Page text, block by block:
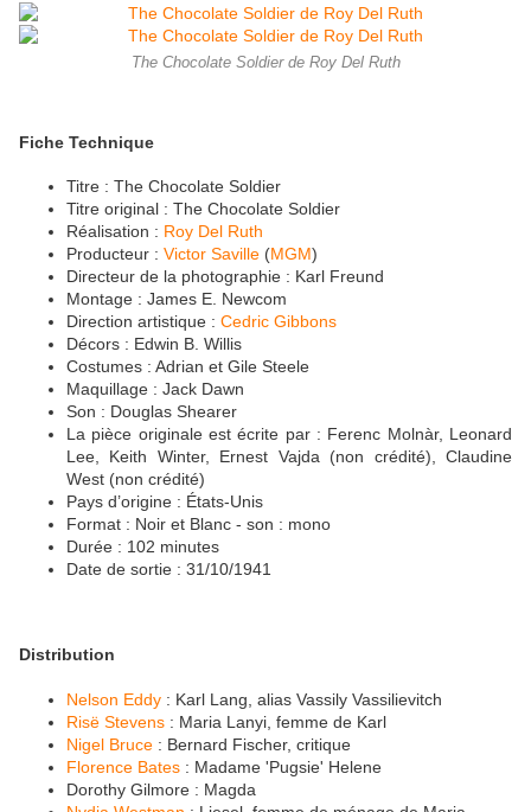
The Chocolate Soldier de Roy Del Ruth
Fiche Technique
Titre : The Chocolate Soldier
Titre original : The Chocolate Soldier
Réalisation : Roy Del Ruth
Producteur : Victor Saville (MGM)
Directeur de la photographie : Karl Freund
Montage : James E. Newcom
Direction artistique : Cedric Gibbons
Décors : Edwin B. Willis
Costumes : Adrian et Gile Steele
Maquillage : Jack Dawn
Son : Douglas Shearer
La pièce originale est écrite par : Ferenc Molnàr, Leonard
Lee, Keith Winter, Ernest Vajda (non crédité), Claudine
West (non crédité)
Pays d’origine : États-Unis
Format : Noir et Blanc - son : mono
Durée : 102 minutes
Date de sortie : 31/10/1941
Distribution
Nelson Eddy : Karl Lang, alias Vassily Vassilievitch
Risë Stevens : Maria Lanyi, femme de Karl
Nigel Bruce : Bernard Fischer, critique
Florence Bates : Madame 'Pugsie' Helene
Dorothy Gilmore : Magda